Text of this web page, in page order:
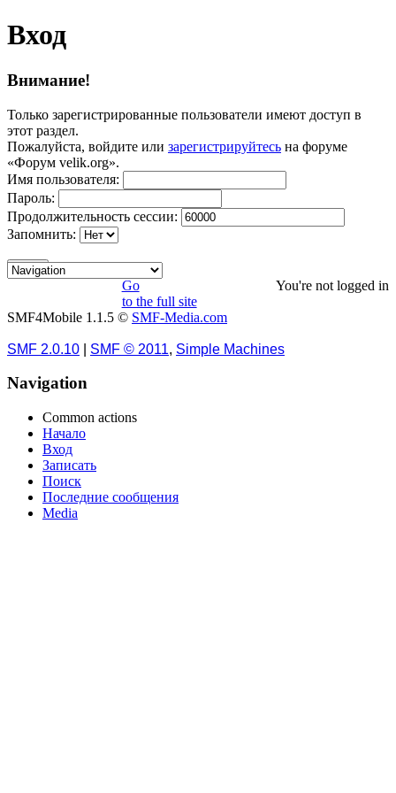
Вход
Внимание!
Только зарегистрированные пользователи имеют доступ в
этот раздел.
Пожалуйста, войдите или зарегистрируйтесь на форуме
«Форум velik.org».
Имя пользователя:
Пароль:
Продолжительность сессии:
Запомнить:
You're not logged in
Go
to the full site
SMF4Mobile 1.1.5 © SMF-Media.com
SMF 2.0.10 SMF © 2011, Simple Machines
Navigation
Common actions
Начало
Вход
Записать
Поиск
Последние сообщения
Media